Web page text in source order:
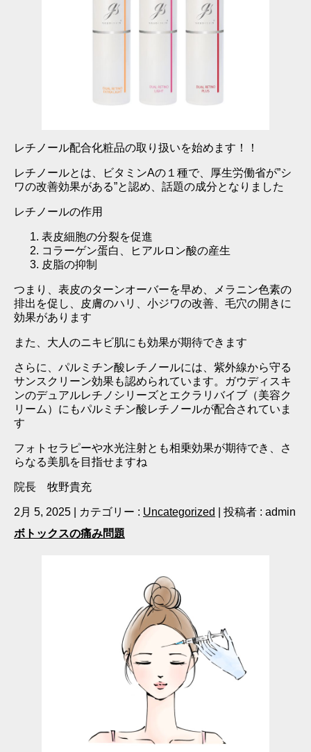
レチノール配合化粧品の取り扱いを始めます！！
レチノールとは、ビタミンAの１種で、厚生労働省が”シ
ワの改善効果がある”と認め、話題の成分となりました
レチノールの作用
表皮細胞の分裂を促進
コラーゲン蛋白、ヒアルロン酸の産生
皮脂の抑制
つまり、表皮のターンオーバーを早め、メラニン色素の
排出を促し、皮膚のハリ、小ジワの改善、毛穴の開きに
効果があります
また、大人のニキビ肌にも効果が期待できます
さらに、パルミチン酸レチノールには、紫外線から守る
サンスクリーン効果も認められています。ガウディスキ
ンのデュアルレチノシリーズとエクラリバイブ（美容ク
リーム）にもパルミチン酸レチノールが配合されていま
す
フォトセラピーや水光注射とも相乗効果が期待でき、さ
らなる美肌を目指せますね
院長 牧野貴充
2月 5, 2025 カテゴリー : Uncategorized
投稿者 : admin
ボトックスの痛み問題